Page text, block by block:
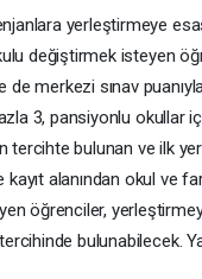
yerleştirmeye
değiştirmek isteyen
merkezi sınav
3, pansiyonlu okullar
tercihte bulunan ve ilk
alanından okul ve
öğrenciler,
bulunabilecek.